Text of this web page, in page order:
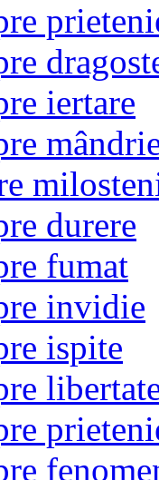
iertare
durere
fumat
invidie
ispite